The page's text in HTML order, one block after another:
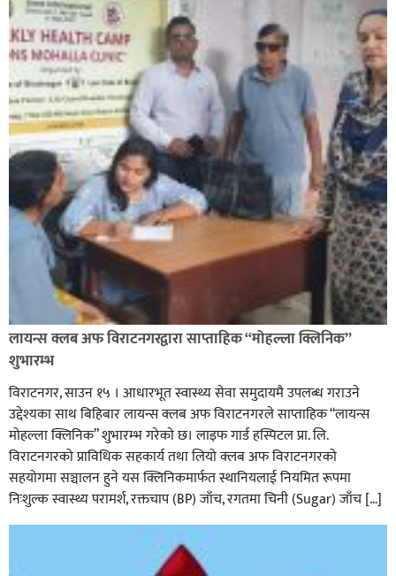
लायन्स क्लब अफ विराटनगरद्वारा साप्ताहिक “मोहल्ला क्लिनिक”
शुभारम्भ
विराटनगर, साउन १५ । आधारभूत स्वास्थ्य सेवा समुदायमै उपलब्ध गराउने
उद्देश्यका साथ बिहिबार लायन्स क्लब अफ विराटनगरले साप्ताहिक “लायन्स
मोहल्ला क्लिनिक” शुभारम्भ गरेकाे छ। लाइफ गार्ड हस्पिटल प्रा. लि.
विराटनगरको प्राविधिक सहकार्य तथा लियो क्लब अफ विराटनगरको
सहयोगमा सञ्चालन हुने यस क्लिनिकमार्फत स्थानियलाई नियमित रूपमा
निःशुल्क स्वास्थ्य परामर्श, रक्तचाप (BP) जाँच, रगतमा चिनी (Sugar) जाँच […]